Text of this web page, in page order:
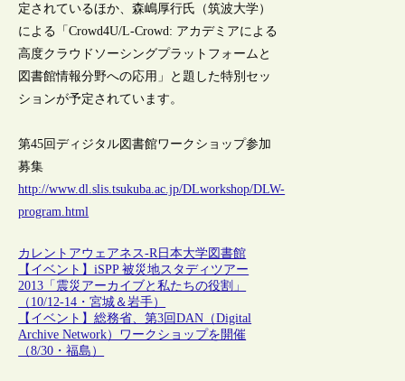
定されているほか、森嶋厚行氏（筑波大学）
による「Crowd4U/L-Crowd: アカデミアによる
高度クラウドソーシングプラットフォームと
図書館情報分野への応用」と題した特別セッ
ションが予定されています。
第45回ディジタル図書館ワークショップ参加
募集
http://www.dl.slis.tsukuba.ac.jp/DLworkshop/DLW-
program.html
カレントアウェアネス-R日本大学図書館
【イベント】iSPP 被災地スタディツアー
2013「震災アーカイブと私たちの役割」
（10/12-14・宮城＆岩手）
【イベント】総務省、第3回DAN（Digital
Archive Network）ワークショップを開催
（8/30・福島）